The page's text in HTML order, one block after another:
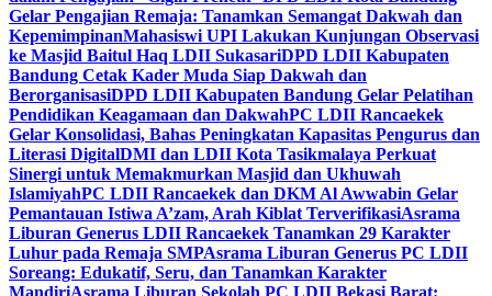
Gelar Pengajian Remaja: Tanamkan Semangat Dakwah dan
KepemimpinanMahasiswi UPI Lakukan Kunjungan Observasi
ke Masjid Baitul Haq LDII SukasariDPD LDII Kabupaten
Bandung Cetak Kader Muda Siap Dakwah dan
BerorganisasiDPD LDII Kabupaten Bandung Gelar Pelatihan
Pendidikan Keagamaan dan DakwahPC LDII Rancaekek
Gelar Konsolidasi, Bahas Peningkatan Kapasitas Pengurus dan
Literasi DigitalDMI dan LDII Kota Tasikmalaya Perkuat
Sinergi untuk Memakmurkan Masjid dan Ukhuwah
IslamiyahPC LDII Rancaekek dan DKM Al Awwabin Gelar
Pemantauan Istiwa A’zam, Arah Kiblat TerverifikasiAsrama
Liburan Generus LDII Rancaekek Tanamkan 29 Karakter
Luhur pada Remaja SMPAsrama Liburan Generus PC LDII
Soreang: Edukatif, Seru, dan Tanamkan Karakter
MandiriAsrama Liburan Sekolah PC LDII Bekasi Barat: